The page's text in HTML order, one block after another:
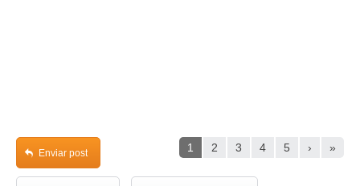
1 2 3 4 5 › »
Enviar post